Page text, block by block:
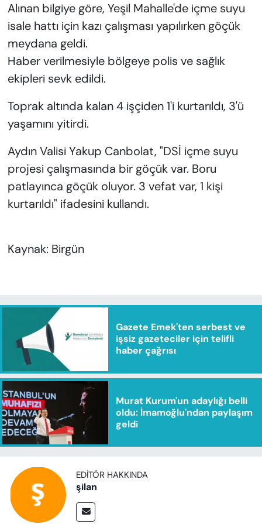
Alınan bilgiye göre, Yeşil Mahalle'de içme suyu
isale hattı için kazı çalışması yapılırken göçük
meydana geldi.
Haber verilmesiyle bölgeye polis ve sağlık
ekipleri sevk edildi.
Toprak altında kalan 4 işçiden 1'i kurtarıldı, 3'ü
yaşamını yitirdi.
Aydın Valisi Yakup Canbolat, "DSİ içme suyu
projesi çalışmasında bir göçük var. Boru
patlayınca göçük oluyor. 3 vefat var, 1 kişi
kurtarıldı" ifadesini kullandı.
Kaynak: Birgün
Gazete Emek'ten serbest ve
işsiz gazeteciler için telifli
haber çağrısı
Murat Kurum'un adaylığı belli
oldu: İmamoğlu'ndan paylaşım
geldi
EDITÖR HAKKINDA
şilan